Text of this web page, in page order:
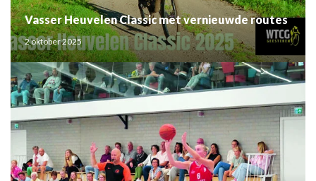
Vasser Heuvelen Classic met vernieuwde routes
2 oktober 2025